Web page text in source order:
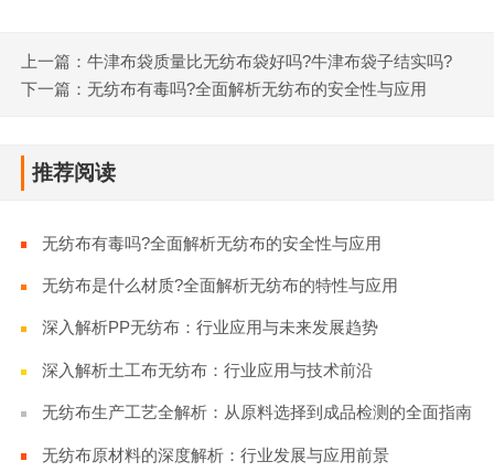
上一篇：牛津布袋质量比无纺布袋好吗?牛津布袋子结实吗?
下一篇：无纺布有毒吗?全面解析无纺布的安全性与应用
推荐阅读
无纺布有毒吗?全面解析无纺布的安全性与应用
无纺布是什么材质?全面解析无纺布的特性与应用
深入解析PP无纺布：行业应用与未来发展趋势
深入解析土工布无纺布：行业应用与技术前沿
无纺布生产工艺全解析：从原料选择到成品检测的全面指南
无纺布原材料的深度解析：行业发展与应用前景